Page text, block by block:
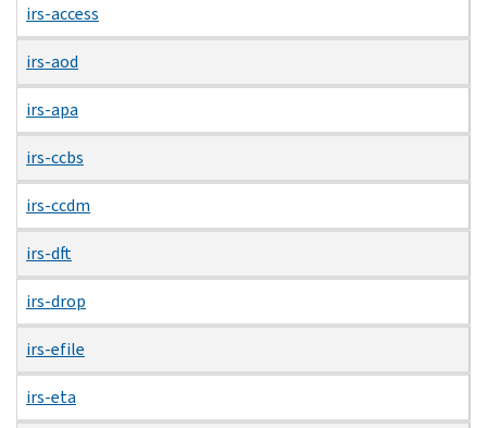
irs-access
irs-aod
irs-apa
irs-ccbs
irs-ccdm
irs-dft
irs-drop
irs-efile
irs-eta